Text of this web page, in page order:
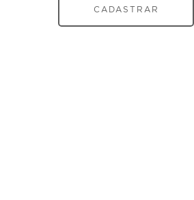
CADASTRAR